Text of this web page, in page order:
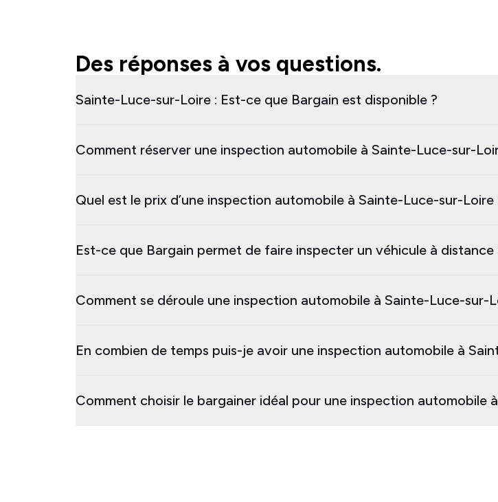
Des réponses à vos questions.
Sainte-Luce-sur-Loire : Est-ce que Bargain est disponible ?
Comment réserver une inspection automobile à Sainte-Luce-sur-
Quel est le prix d’une inspection automobile à Sainte-Luce-sur-Loire
Est-ce que Bargain permet de faire inspecter un véhicule à
Comment se déroule une inspection automobile à Sainte-Luce-sur-
En combien de temps puis-je avoir une inspection automobile à
Comment choisir le bargainer idéal pour une inspection automobile